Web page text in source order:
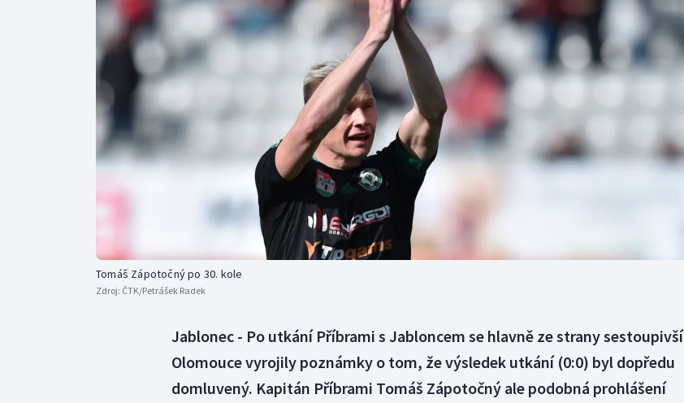
Curling
Dostihy
Golf
Gymnastika
Moderní pětiboj
Motorsport
Olympijské hry
Parasport
Plavání
Plážový volejbal
Triatlon
Veslování
Vodní slalom
Ostatní
Tomáš Zápotočný po 30. kole
Zdroj: ČTK/Petrášek Radek
Jablonec - Po utkání Příbrami s Jabloncem se hlavně ze strany sestoupivší
Olomouce vyrojily poznámky o tom, že výsledek utkání (0:0) byl dopředu
domluvený. Kapitán Příbrami Tomáš Zápotočný ale podobná prohlášení